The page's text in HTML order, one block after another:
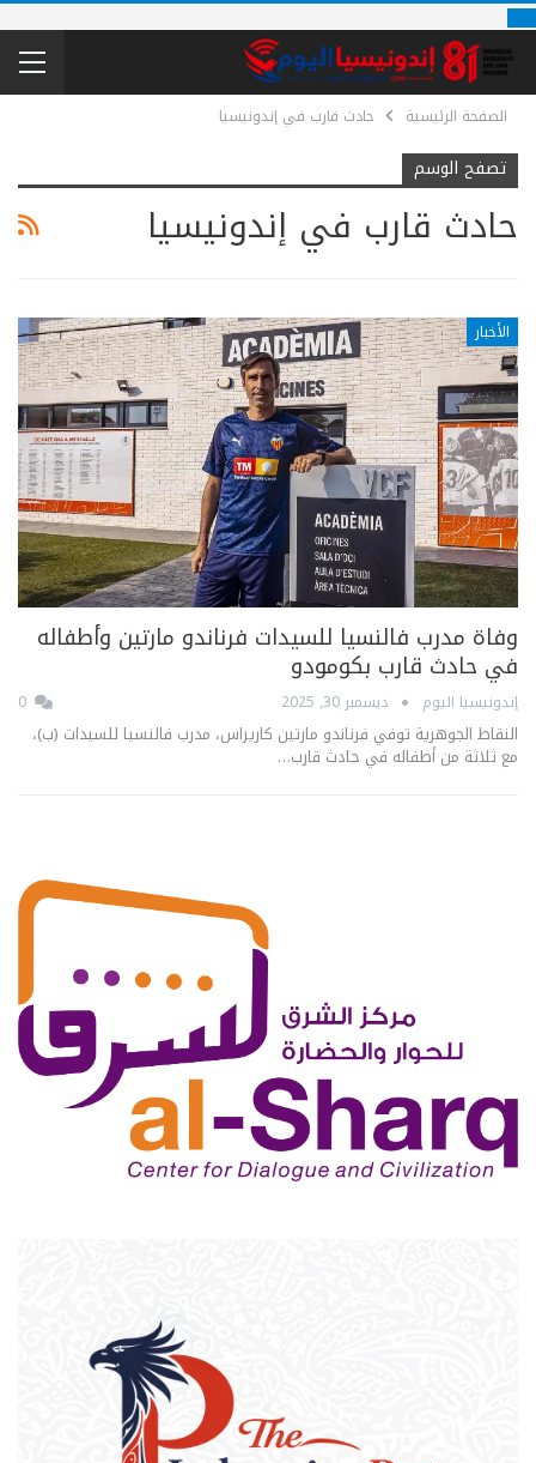
الصفحة الرئيسية حادث قارب في إندونيسيا
تصفح الوسم
حادث قارب في إندونيسيا
الأخبار
وفاة مدرب فالنسيا للسيدات فرناندو مارتين وأطفاله
في حادث قارب بكومودو
إندونيسيا اليوم ديسمبر 30, 2025
النقاط الجوهرية توفي فرناندو مارتين كاريراس، مدرب فالنسيا للسيدات (ب)،
مع ثلاثة من أطفاله في حادث قارب…